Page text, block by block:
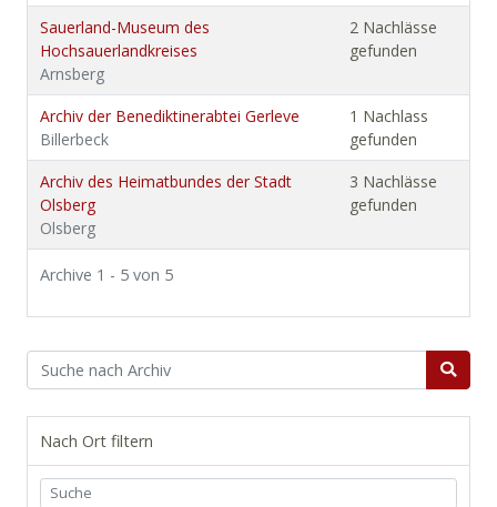
Sauerland-Museum des
Hochsauerlandkreises
Arnsberg
2 Nachlässe
gefunden
Archiv der Benediktinerabtei Gerleve
Billerbeck
1 Nachlass
gefunden
Archiv des Heimatbundes der Stadt
Olsberg
Olsberg
3 Nachlässe
gefunden
Archive 1 - 5 von 5
Nach Ort filtern